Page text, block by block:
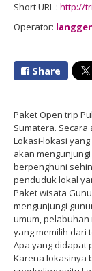
Short URL : http://
Operator:
Share
Paket Open trip
Sumatera.
Lokasi-lokasi
akan
berpenghuni
penduduk lokal
Paket wisata
mengunjungi
umum,
yang memilih dari
Apa yang didapat
Karena lokasinya